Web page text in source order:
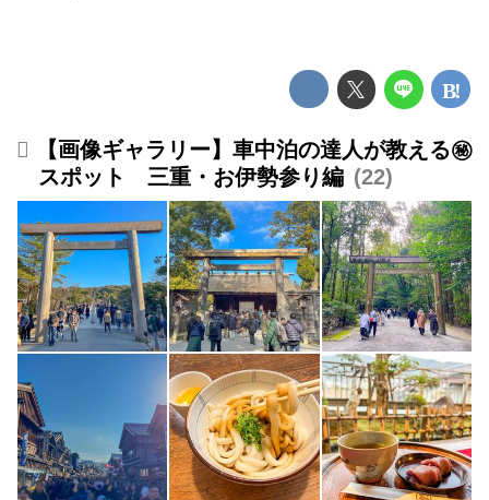
【画像ギャラリー】車中泊の達人が教える㊙
スポット 三重・お伊勢参り編
22